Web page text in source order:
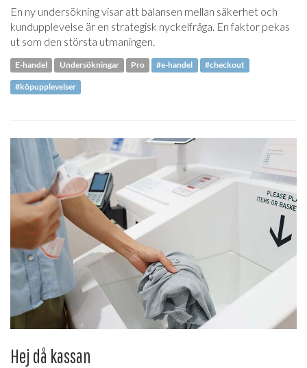
En ny undersökning visar att balansen mellan säkerhet och
kundupplevelse är en strategisk nyckelfråga. En faktor pekas
ut som den största utmaningen.
E-handel Undersökningar Pro #e-handel #checkout
#köpupplevelser
Hej då kassan